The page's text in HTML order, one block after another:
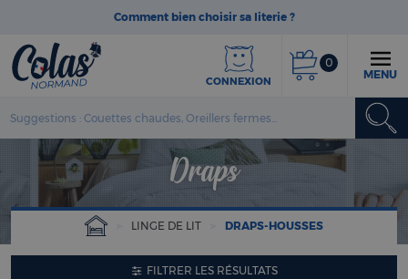
Comment bien choisir sa literie ?
CONNEXION
0
MENU
Draps
LINGE DE LIT DRAPS-HOUSSES
FILTRER LES RÉSULTATS